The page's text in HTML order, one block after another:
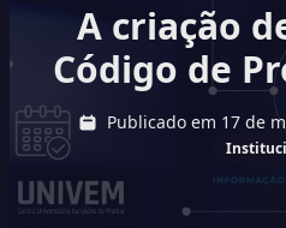
A criação
Código de
Publicado em 17 de